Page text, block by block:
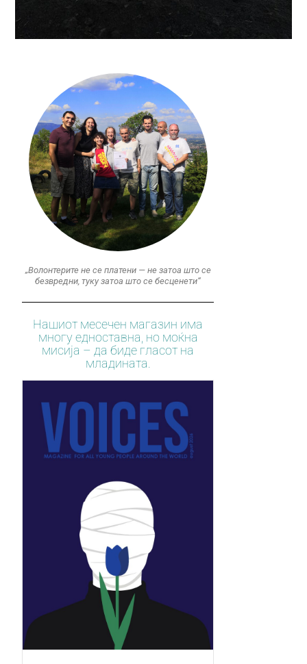
„Волонтерите не се платени — не затоа што се
безвредни, туку затоа што се бесценети“
Нашиот месечен магазин има
многу едноставна, но моќна
мисија – да биде гласот на
младината.